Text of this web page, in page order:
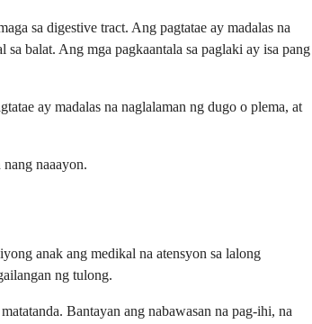
sa digestive tract. Ang pagtatae ay madalas na
balat. Ang mga pagkaantala sa paglaki ay isa pang
ay madalas na naglalaman ng dugo o plema, at
naaayon.
anak ang medikal na atensyon sa lalong
ng tulong.
Bantayan ang nabawasan na pag-ihi, na